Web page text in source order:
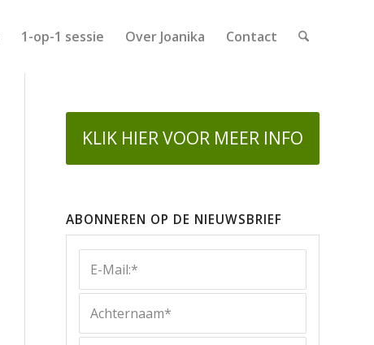
1-op-1 sessie Over Joanika Contact
KLIK HIER VOOR MEER INFO
ABONNEREN OP DE NIEUWSBRIEF